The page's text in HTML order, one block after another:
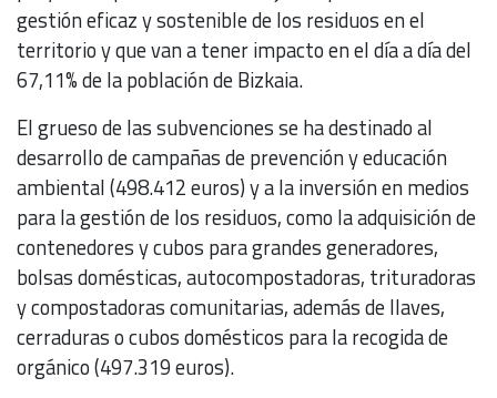
gestión eficaz y sostenible de los residuos en el
territorio y que van a tener impacto en el día a día del
67,11% de la población de Bizkaia.
El grueso de las subvenciones se ha destinado al
desarrollo de campañas de prevención y educación
ambiental (498.412 euros) y a la inversión en medios
para la gestión de los residuos, como la adquisición de
contenedores y cubos para grandes generadores,
bolsas domésticas, autocompostadoras, trituradoras
y compostadoras comunitarias, además de llaves,
cerraduras o cubos domésticos para la recogida de
orgánico (497.319 euros).